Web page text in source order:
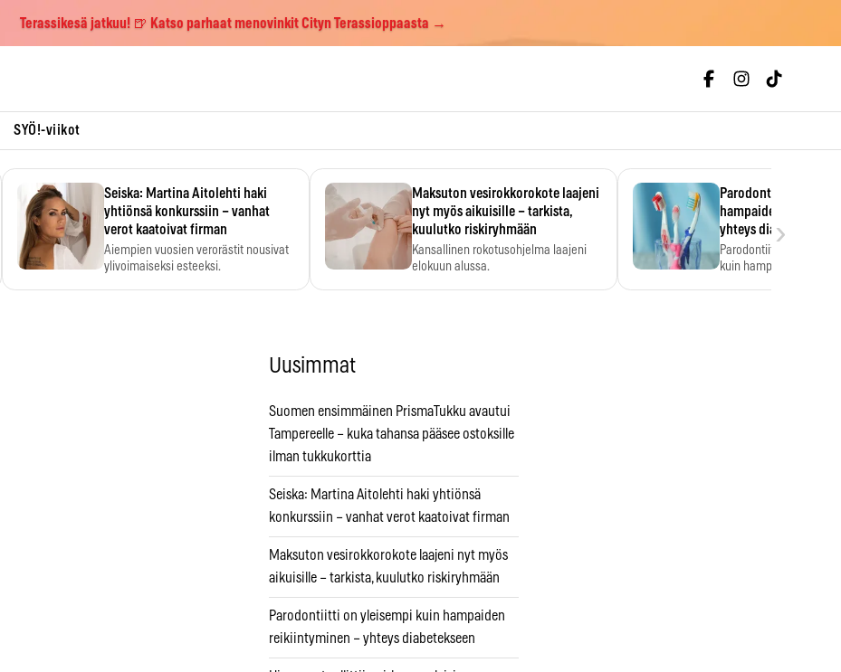
Terassikesä jatkuu! 🍺 Katso parhaat menovinkit Cityn Terassioppaasta →
SYÖ!-viikot
Seiska: Martina Aitolehti haki
yhtiönsä konkurssiin – vanhat
verot kaatoivat firman
Aiempien vuosien verorästit nousivat
ylivoimaiseksi esteeksi.
Maksuton vesirokkorokote laajeni
nyt myös aikuisille – tarkista,
kuulutko riskiryhmään
Kansallinen rokotusohjelma laajeni
elokuun alussa.
Parodontiitti on
hampaiden
yhteys diabetekseen
Parodontiitti on
kuin hampaiden
›
Uusimmat
Suomen ensimmäinen PrismaTukku avautui
Tampereelle – kuka tahansa pääsee ostoksille
ilman tukkukorttia
Seiska: Martina Aitolehti haki yhtiönsä
konkurssiin – vanhat verot kaatoivat firman
Maksuton vesirokkorokote laajeni nyt myös
aikuisille – tarkista, kuulutko riskiryhmään
Parodontiitti on yleisempi kuin hampaiden
reikiintyminen – yhteys diabetekseen